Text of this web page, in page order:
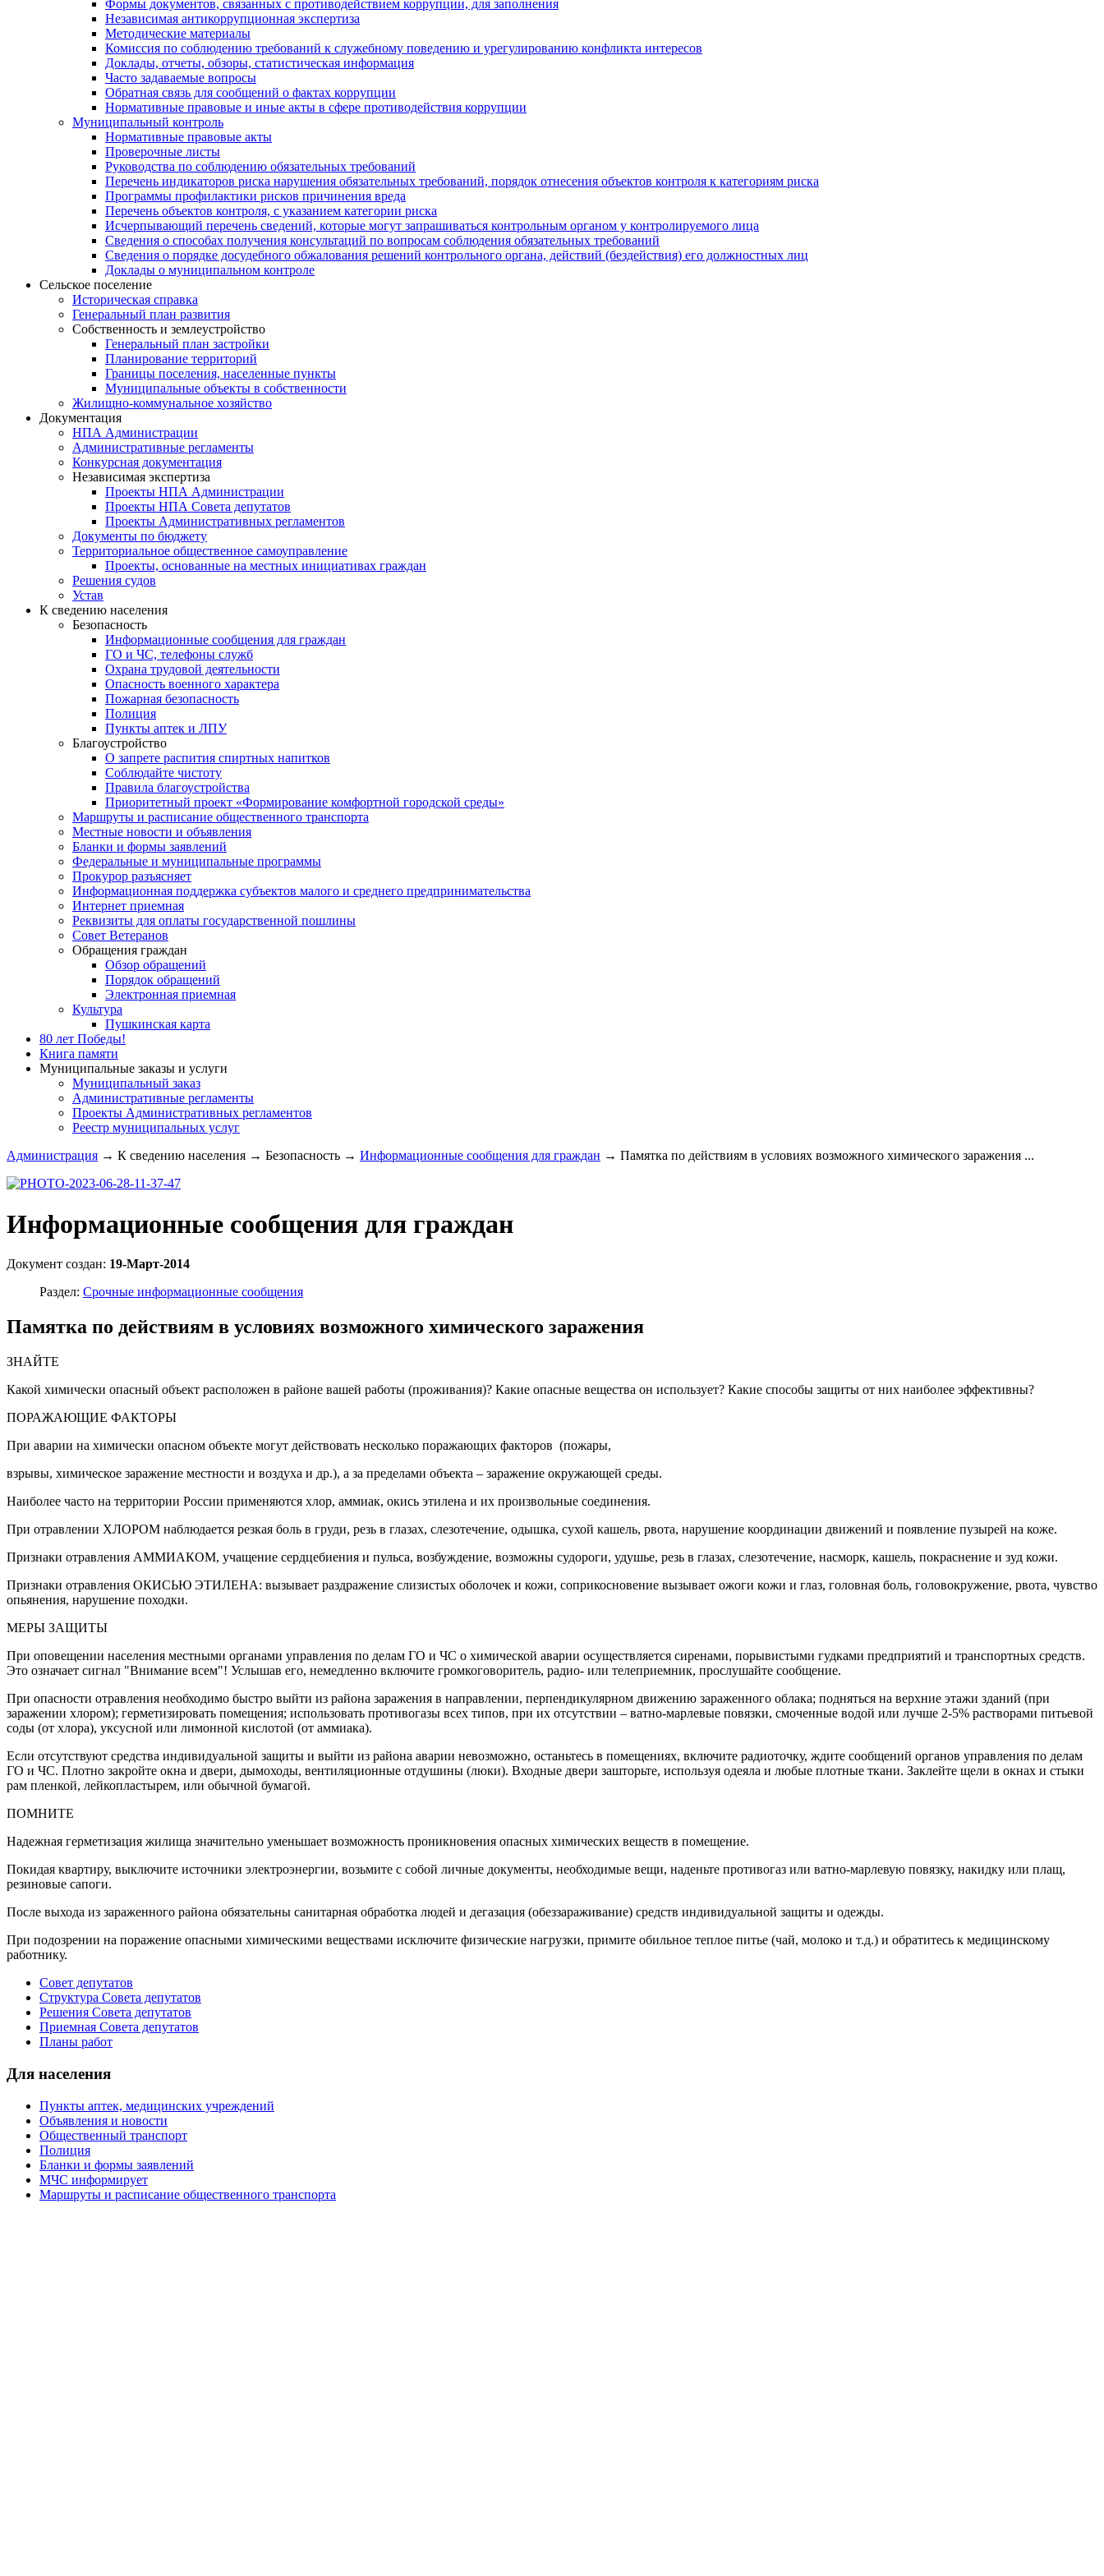
Формы документов, связанных с противодействием коррупции, для заполнения
Независимая антикоррупционная экспертиза
Методические материалы
Комиссия по соблюдению требований к служебному поведению и урегулированию конфликта интересов
Доклады, отчеты, обзоры, статистическая информация
Часто задаваемые вопросы
Обратная связь для сообщений о фактах коррупции
Нормативные правовые и иные акты в сфере противодействия коррупции
Муниципальный контроль
Нормативные правовые акты
Проверочные листы
Руководства по соблюдению обязательных требований
Перечень индикаторов риска нарушения обязательных требований, порядок отнесения объектов контроля к категориям риска
Программы профилактики рисков причинения вреда
Перечень объектов контроля, с указанием категории риска
Исчерпывающий перечень сведений, которые могут запрашиваться контрольным органом у контролируемого лица
Сведения о способах получения консультаций по вопросам соблюдения обязательных требований
Сведения о порядке досудебного обжалования решений контрольного органа, действий (бездействия) его должностных лиц
Доклады о муниципальном контроле
Сельское поселение
Историческая справка
Генеральный план развития
Собственность и землеустройство
Генеральный план застройки
Планирование территорий
Границы поселения, населенные пункты
Муниципальные объекты в собственности
Жилищно-коммунальное хозяйство
Документация
НПА Администрации
Административные регламенты
Конкурсная документация
Независимая экспертиза
Проекты НПА Администрации
Проекты НПА Совета депутатов
Проекты Административных регламентов
Документы по бюджету
Территориальное общественное самоуправление
Проекты, основанные на местных инициативах граждан
Решения судов
Устав
К сведению населения
Безопасность
Информационные сообщения для граждан
ГО и ЧС, телефоны служб
Охрана трудовой деятельности
Опасность военного характера
Пожарная безопасность
Полиция
Пункты аптек и ЛПУ
Благоустройство
О запрете распития спиртных напитков
Соблюдайте чистоту
Правила благоустройства
Приоритетный проект «Формирование комфортной городской среды»
Маршруты и расписание общественного транспорта
Местные новости и объявления
Бланки и формы заявлений
Федеральные и муниципальные программы
Прокурор разъясняет
Информационная поддержка субъектов малого и среднего предпринимательства
Интернет приемная
Реквизиты для оплаты государственной пошлины
Совет Ветеранов
Обращения граждан
Обзор обращений
Порядок обращений
Электронная приемная
Культура
Пушкинская карта
80 лет Победы!
Книга памяти
Муниципальные заказы и услуги
Муниципальный заказ
Административные регламенты
Проекты Административных регламентов
Реестр муниципальных услуг
Администрация → К сведению населения → Безопасность → Информационные сообщения для граждан → Памятка по действиям в условиях возможного химического заражения ...
Информационные сообщения для граждан
Документ создан: 19-Март-2014
Раздел: Срочные информационные сообщения
Памятка по действиям в условиях возможного химического заражения
ЗНАЙТЕ
Какой химически опасный объект расположен в районе вашей работы (проживания)? Какие опасные вещества он использует? Какие способы защиты от них наиболее эффективны?
ПОРАЖАЮЩИЕ ФАКТОРЫ
При аварии на химически опасном объекте могут действовать несколько поражающих факторов (пожары,
взрывы, химическое заражение местности и воздуха и др.), а за пределами объекта – заражение окружающей среды.
Наиболее часто на территории России применяются хлор, аммиак, окись этилена и их произвольные соединения.
При отравлении ХЛОРОМ наблюдается резкая боль в груди, резь в глазах, слезотечение, одышка, сухой кашель, рвота, нарушение координации движений и появление пузырей на коже.
Признаки отравления АММИАКОМ, учащение сердцебиения и пульса, возбуждение, возможны судороги, удушье, резь в глазах, слезотечение, насморк, кашель, покраснение и зуд кожи.
Признаки отравления ОКИСЬЮ ЭТИЛЕНА: вызывает раздражение слизистых оболочек и кожи, соприкосновение вызывает ожоги кожи и глаз, головная боль, головокружение, рвота, чувство
опьянения, нарушение походки.
МЕРЫ ЗАЩИТЫ
При оповещении населения местными органами управления по делам ГО и ЧС о химической аварии осуществляется сиренами, порывистыми гудками предприятий и транспортных средств.
Это означает сигнал "Внимание всем"! Услышав его, немедленно включите громкоговоритель, радио- или телеприемник, прослушайте сообщение.
При опасности отравления необходимо быстро выйти из района заражения в направлении, перпендикулярном движению зараженного облака; подняться на верхние этажи зданий (при
заражении хлором); герметизировать помещения; использовать противогазы всех типов, при их отсутствии – ватно-марлевые повязки, смоченные водой или лучше 2-5% растворами питьевой
соды (от хлора), уксусной или лимонной кислотой (от аммиака).
Если отсутствуют средства индивидуальной защиты и выйти из района аварии невозможно, останьтесь в помещениях, включите радиоточку, ждите сообщений органов управления по делам
ГО и ЧС. Плотно закройте окна и двери, дымоходы, вентиляционные отдушины (люки). Входные двери зашторьте, используя одеяла и любые плотные ткани. Заклейте щели в окнах и стыки
рам пленкой, лейкопластырем, или обычной бумагой.
ПОМНИТЕ
Надежная герметизация жилища значительно уменьшает возможность проникновения опасных химических веществ в помещение.
Покидая квартиру, выключите источники электроэнергии, возьмите с собой личные документы, необходимые вещи, наденьте противогаз или ватно-марлевую повязку, накидку или плащ,
резиновые сапоги.
После выхода из зараженного района обязательны санитарная обработка людей и дегазация (обеззараживание) средств индивидуальной защиты и одежды.
При подозрении на поражение опасными химическими веществами исключите физические нагрузки, примите обильное теплое питье (чай, молоко и т.д.) и обратитесь к медицинскому
работнику.
Совет депутатов
Структура Совета депутатов
Решения Совета депутатов
Приемная Совета депутатов
Планы работ
Для населения
Пункты аптек, медицинских учреждений
Объявления и новости
Общественный транспорт
Полиция
Бланки и формы заявлений
МЧС информирует
Маршруты и расписание общественного транспорта